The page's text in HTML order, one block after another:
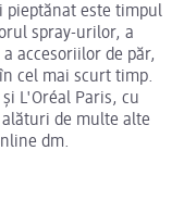
pieptănat este timpul
spray-urilor, a
accesoriilor de păr,
cel mai scurt timp.
și L'Oréal Paris, cu
de multe alte
dm.